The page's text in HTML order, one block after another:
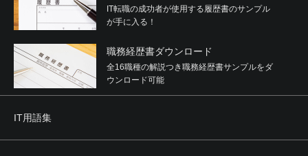
IT転職の成功者が使用する履歴書のサンプル
が手に入る！
職務経歴書ダウンロード
全16職種の解説つき職務経歴書サンプルをダ
ウンロード可能
IT用語集